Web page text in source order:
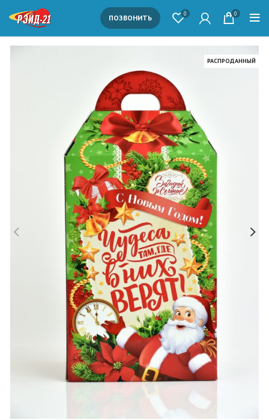
ПОЗВОНИТЬ 0 0
РАСПРОДАННЫЙ